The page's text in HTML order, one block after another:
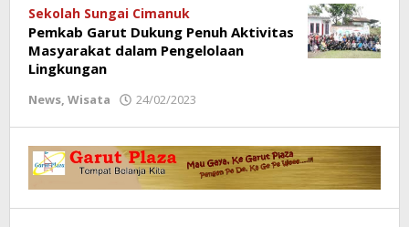
Sekolah Sungai Cimanuk
Pemkab Garut Dukung Penuh Aktivitas
Masyarakat dalam Pengelolaan
Lingkungan
News, Wisata 24/02/2023